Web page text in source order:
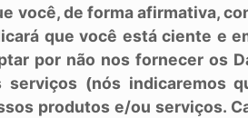
você, de forma afirmativa,
que você está ciente e
por não nos fornecer os
(nós indicaremos
produtos e/ou serviços.